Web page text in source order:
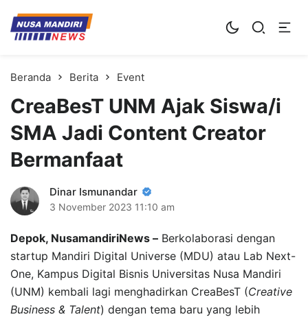
Kampus Digital Bisnis
Universitas Nusa Mandiri
Beranda Berita Event
CreaBesT UNM Ajak Siswa/i
SMA Jadi Content Creator
Bermanfaat
Dinar Ismunandar
3 November 2023 11:10 am
Depok, NusamandiriNews – Berkolaborasi dengan
startup Mandiri Digital Universe (MDU) atau Lab Next-
One, Kampus Digital Bisnis Universitas Nusa Mandiri
(UNM) kembali lagi menghadirkan CreaBesT (Creative
Business & Talent) dengan tema baru yang lebih